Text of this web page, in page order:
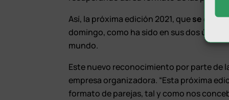
Así, la próxima edición 2021, quese
domingo, como ha sido en sus dos
mundo.
Este nuevo reconocimiento por parte de
empresa organizadora. “Esta próxima
formato de parejas, tal y como nos